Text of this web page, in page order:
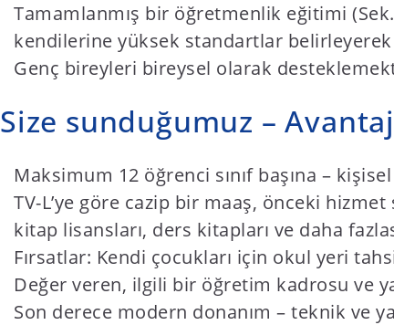
Tamamlanmış bir öğretmenlik eğitimi
kendilerine yüksek standartlar
Genç bireyleri bireysel olarak
Size sunduğumuz –
Maksimum 12 öğrenci sınıf başına –
TV-L’ye göre cazip bir maaş, önceki
kitap lisansları, ders kitapları ve daha
Fırsatlar: Kendi çocukları için okul yeri
Değer veren, ilgili bir öğretim kadrosu ve
Son derece modern donanım – teknik ve